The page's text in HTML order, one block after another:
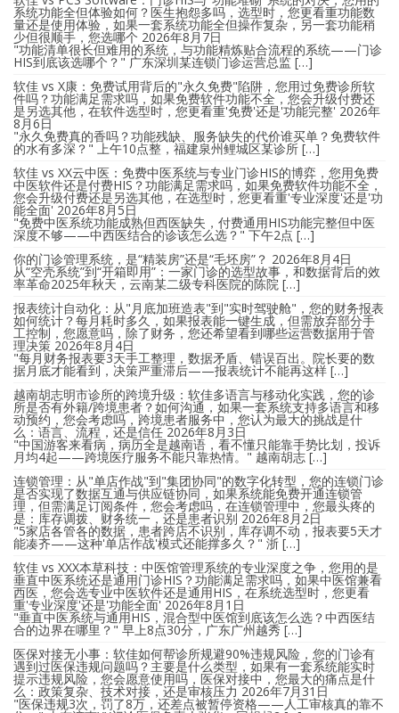
系统功能全但体验如何？医生抱怨多吗，选型时，您更看重功能数
量还是使用体验，如果一套系统功能全但操作复杂，另一套功能稍
少但很顺手，您选哪个 2026年8月7日
"功能清单很长但难用的系统，与功能精炼贴合流程的系统——门诊
HIS到底该选哪个？" 广东深圳某连锁门诊运营总监 […]
软佳 vs X康：免费试用背后的"永久免费"陷阱，您用过免费诊所软
件吗？功能满足需求吗，如果免费软件功能不全，您会升级付费还
是另选其他，在软件选型时，您更看重'免费'还是'功能完整' 2026年
8月6日
"永久免费真的香吗？功能残缺、服务缺失的代价谁买单？免费软件
的水有多深？" 上午10点整，福建泉州鲤城区某诊所 […]
软佳 vs XX云中医：免费中医系统与专业门诊HIS的博弈，您用免费
中医软件还是付费HIS？功能满足需求吗，如果免费软件功能不全，
您会升级付费还是另选其他，在选型时，您更看重'专业深度'还是'功
能全面' 2026年8月5日
"免费中医系统功能成熟但西医缺失，付费通用HIS功能完整但中医
深度不够——中西医结合的诊该怎么选？" 下午2点 […]
你的门诊管理系统，是“精装房”还是“毛坯房”？ 2026年8月4日
从“空壳系统”到“开箱即用”：一家门诊的选型故事，和数据背后的效
率革命2025年秋天，云南某二级专科医院的陈院 […]
报表统计自动化：从"月底加班造表"到"实时驾驶舱"，您的财务报表
如何统计？每月耗时多久，如果报表能一键生成，但需放弃部分手
工控制，您愿意吗，除了财务，您还希望看到哪些运营数据用于管
理决策 2026年8月4日
"每月财务报表要3天手工整理，数据矛盾、错误百出。院长要的数
据月底才能看到，决策严重滞后——报表统计不能再这样 […]
越南胡志明市诊所的跨境升级：软佳多语言与移动化实践，您的诊
所是否有外籍/跨境患者？如何沟通，如果一套系统支持多语言和移
动预约，您会考虑吗，跨境患者服务中，您认为最大的挑战是什
么：语言、流程，还是信任 2026年8月3日
"中国游客来看病，病历全是越南语，看不懂只能靠手势比划，投诉
月均4起——跨境医疗服务不能只靠热情。" 越南胡志 […]
连锁管理：从"单店作战"到"集团协同"的数字化转型，您的连锁门诊
是否实现了数据互通与供应链协同，如果系统能免费开通连锁管
理，但需满足订阅条件，您会考虑吗，在连锁管理中，您最头疼的
是：库存调拨、财务统一，还是患者识别 2026年8月2日
"5家店各管各的数据，患者跨店不识别，库存调不动，报表要5天才
能凑齐——这种'单店作战'模式还能撑多久？" 浙 […]
软佳 vs XXX本草科技：中医馆管理系统的专业深度之争，您用的是
垂直中医系统还是通用门诊HIS？功能满足需求吗，如果中医馆兼看
西医，您会选专业中医软件还是通用HIS，在系统选型时，您更看
重'专业深度'还是'功能全面' 2026年8月1日
"垂直中医系统与通用HIS，混合型中医馆到底该怎么选？中西医结
合的边界在哪里？" 早上8点30分，广东广州越秀 […]
医保对接无小事：软佳如何帮诊所规避90%违规风险，您的门诊有
遇到过医保违规问题吗？主要是什么类型，如果有一套系统能实时
提示违规风险，您会愿意使用吗，医保对接中，您最大的痛点是什
么：政策复杂、技术对接，还是审核压力 2026年7月31日
"医保违规3次，罚了8万，还差点被暂停资格——人工审核真的靠不